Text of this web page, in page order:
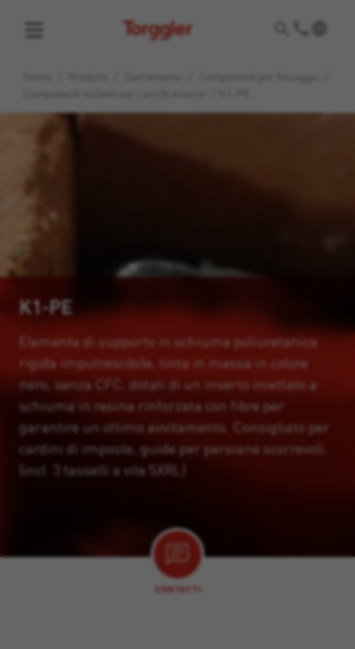
Torggler
K1-PE
Elemente di supporto in schiuma poliuretanica
rigida imputrescibile, tinta in massa in colore
nero, senza CFC, dotati di un inserto iniettato a
schiuma in resina rinforzata con fibre per
garantire un ottimo avvitamento. Consigliato per
cardini di imposte, guide per persiane scorrevoli.
(incl. 3 tasselli a vite SXRL)
CONTATTI